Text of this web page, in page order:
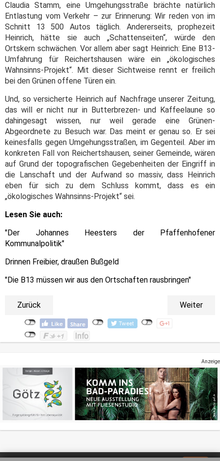
Claudia Stamm, eine Umgehungsstraße brächte natürlich
Entlastung vom Verkehr – zur Erinnerung: Wir reden von im
Schnitt 13 500 Autos täglich. Andererseits, prophezeit
Heinrich, hätte sie auch „Schattenseiten“, würde den
Ortskern schwächen. Vor allem aber sagt Heinrich: Eine B13-
Umfahrung für Reichertshausen wäre ein „ökologisches
Wahnsinns-Projekt“. Mit dieser Sichtweise rennt er freilich
bei den Grünen offene Türen ein.
Und, so versicherte Heinrich auf Nachfrage unserer Zeitung,
das will er nicht nur in Butterbrezen- und Kaffeelaune so
dahingesagt wissen, nur weil gerade eine Grünen-
Abgeordnete zu Besuch war. Das meint er genau so. Er sei
keinesfalls gegen Umgehungsstraßen, im Gegenteil. Aber im
konkreten Fall von Reichertshausen, seiner Gemeinde, wären
auf Grund der topografischen Gegebenheiten der Eingriff in
die Lanschaft und der Aufwand so massiv, dass Heinrich
eben für sich zu dem Schluss kommt, dass es ein
„ökologisches Wahnsinns-Projekt“ sei.
Lesen Sie auch:
"Der Johannes Heesters der Pfaffenhofener
Kommunalpolitik"
Drinnen Freibier, draußen Bußgeld
"Die B13 müssen wir aus den Ortschaften rausbringen"
Zurück Weiter
Anzeige